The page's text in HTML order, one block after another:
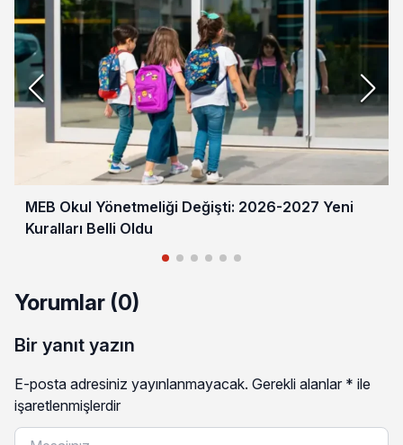
MEB Okul Yönetmeliği Değişti: 2026-2027 Yeni
Kuralları Belli Oldu
Yorumlar (0)
Bir yanıt yazın
E-posta adresiniz yayınlanmayacak. Gerekli alanlar * ile
işaretlenmişlerdir